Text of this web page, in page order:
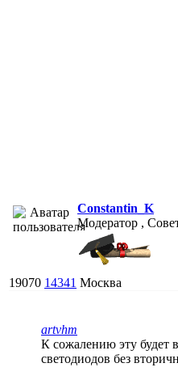
Constantin_K
Модератор ,
19070 14341 Москва
artvhm
К сожалению эту будет
светодиодов без